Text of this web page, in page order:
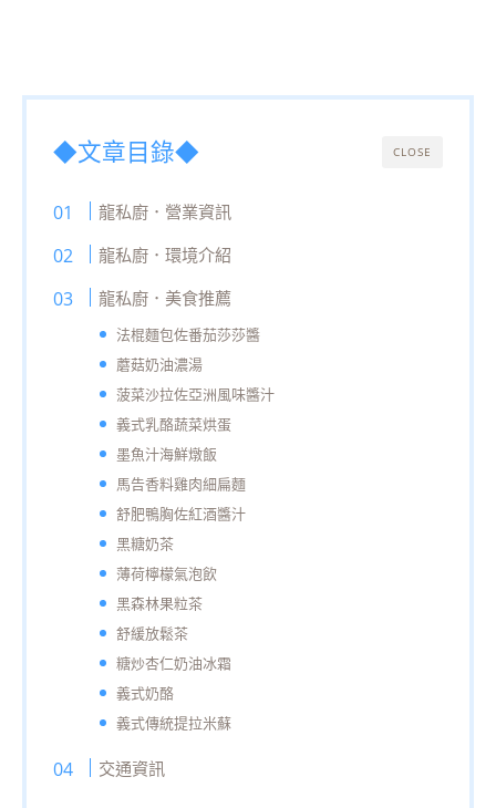
CLOSE
◆文章目錄◆
龍私廚．營業資訊
龍私廚．環境介紹
龍私廚．美食推薦
法棍麵包佐番茄莎莎醬
蘑菇奶油濃湯
菠菜沙拉佐亞洲風味醬汁
義式乳酪蔬菜烘蛋
墨魚汁海鮮燉飯
馬告香料雞肉細扁麵
舒肥鴨胸佐紅酒醬汁
黑糖奶茶
薄荷檸檬氣泡飲
黑森林果粒茶
舒緩放鬆茶
糖炒杏仁奶油冰霜
義式奶酪
義式傳統提拉米蘇
交通資訊